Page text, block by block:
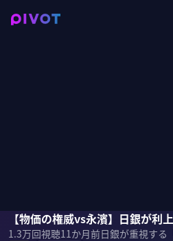
【物価の権威vs永濱】日銀が利
1.3万回視聴11か月前
永濱利廣渡辺努野嶋紗己子